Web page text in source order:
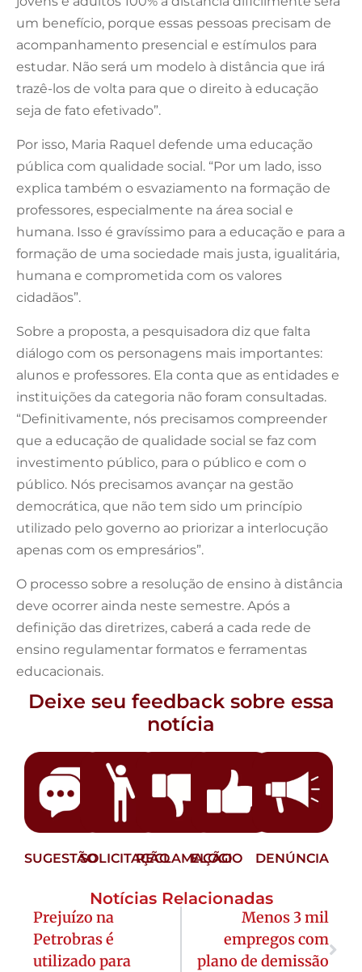
um benefício, porque essas pessoas precisam de
acompanhamento presencial e estímulos para
estudar. Não será um modelo à distância que irá
trazê-los de volta para que o direito à educação
seja de fato efetivado”.
Por isso, Maria Raquel defende uma educação
pública com qualidade social. “Por um lado, isso
explica também o esvaziamento na formação de
professores, especialmente na área social e
humana. Isso é gravíssimo para a educação e para a
formação de uma sociedade mais justa, igualitária,
humana e comprometida com os valores
cidadãos”.
Sobre a proposta, a pesquisadora diz que falta
diálogo com os personagens mais importantes:
alunos e professores. Ela conta que as entidades e
instituições da categoria não foram consultadas.
“Definitivamente, nós precisamos compreender
que a educação de qualidade social se faz com
investimento público, para o público e com o
público. Nós precisamos avançar na gestão
democrática, que não tem sido um princípio
utilizado pelo governo ao priorizar a interlocução
apenas com os empresários”.
O processo sobre a resolução de ensino à distância
deve ocorrer ainda neste semestre. Após a
definição das diretrizes, caberá a cada rede de
ensino regulamentar formatos e ferramentas
educacionais.
Deixe seu feedback sobre essa
notícia
SUGESTÃOSOLICITAÇÃORECLAMAÇÃO
ELOGIO DENÚNCIA
Notícias Relacionadas
Prejuízo na
Petrobras é
utilizado para
Menos 3 mil
empregos com
plano de demissão